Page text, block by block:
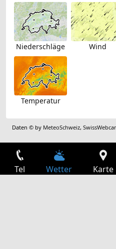
Niederschläge Wind
Temperatur
Daten © by MeteoSchweiz,
Tel Wetter Karte